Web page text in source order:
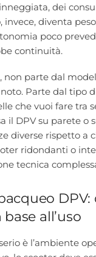
dei
invece, diventa
poco
continuità.
non parte dal
Parte dal tipo
che vuoi fare tra
il DPV su parete o
diverse rispetto a
ridondanti o
tecnica
DPV:
all’uso
è l’ambiente